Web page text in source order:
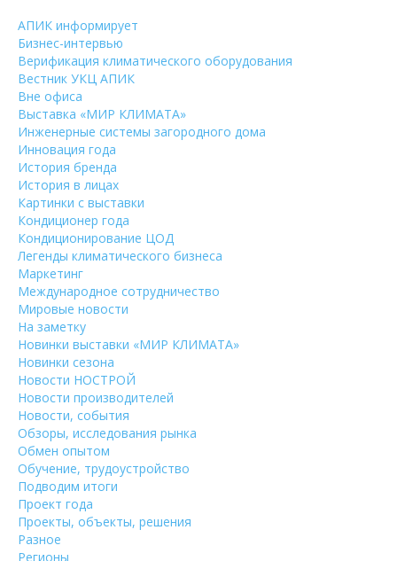
АПИК информирует
Бизнес-интервью
Верификация климатического оборудования
Вестник УКЦ АПИК
Вне офиса
Выставка «МИР КЛИМАТА»
Инженерные системы загородного дома
Инновация года
История бренда
История в лицах
Картинки с выставки
Кондиционер года
Кондиционирование ЦОД
Легенды климатического бизнеса
Маркетинг
Международное сотрудничество
Мировые новости
На заметку
Новинки выставки «МИР КЛИМАТА»
Новинки сезона
Новости НОСТРОЙ
Новости производителей
Новости, события
Обзоры, исследования рынка
Обмен опытом
Обучение, трудоустройство
Подводим итоги
Проект года
Проекты, объекты, решения
Разное
Регионы